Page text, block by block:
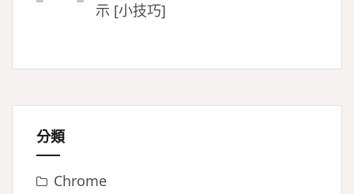
示 [小技巧]
分類
Chrome